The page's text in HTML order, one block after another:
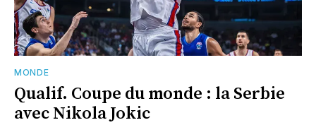
MONDE
Qualif. Coupe du monde : la Serbie
avec Nikola Jokic